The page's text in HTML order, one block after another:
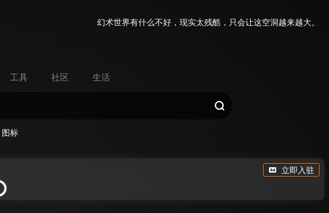
幻术世界有什么不好，现实太残酷，只会让这空洞越来越大。
工具 社区 生活
图标
立即入驻